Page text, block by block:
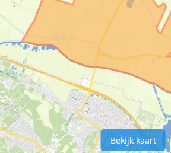
Bekijk kaart